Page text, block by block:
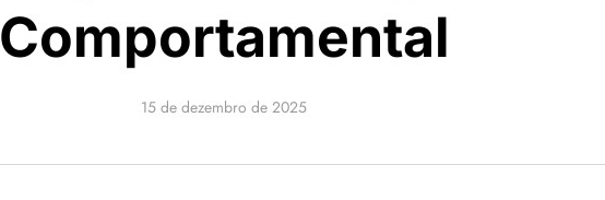
Comportamental
15 de dezembro de 2025